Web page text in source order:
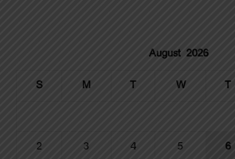
August 2026
S M T W T
2 3 4 5 6